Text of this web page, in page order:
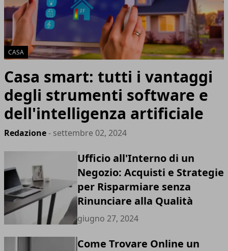
CASA
Casa smart: tutti i vantaggi
degli strumenti software e
dell'intelligenza artificiale
Redazione- settembre 02, 2024
Ufficio all'Interno di un
Negozio: Acquisti e Strategie
per Risparmiare senza
Rinunciare alla Qualità
giugno 27, 2024
Come Trovare Online un